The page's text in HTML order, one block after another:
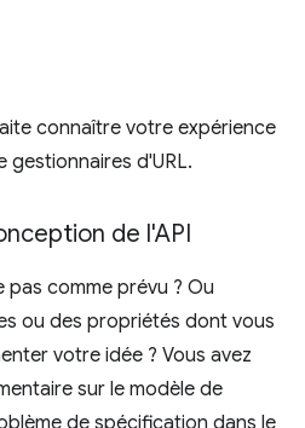
connaître votre expérience
gestionnaires d'URL.
de l'API
comme prévu ? Ou
ou des propriétés dont vous
votre idée ? Vous avez
sur le modèle de